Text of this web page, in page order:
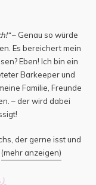
– Genau so würde
Es bereichert mein
Eben! Ich bin ein
Barkeeper und
Familie, Freunde
– der wird dabei
der gerne isst und
(mehr anzeigen)